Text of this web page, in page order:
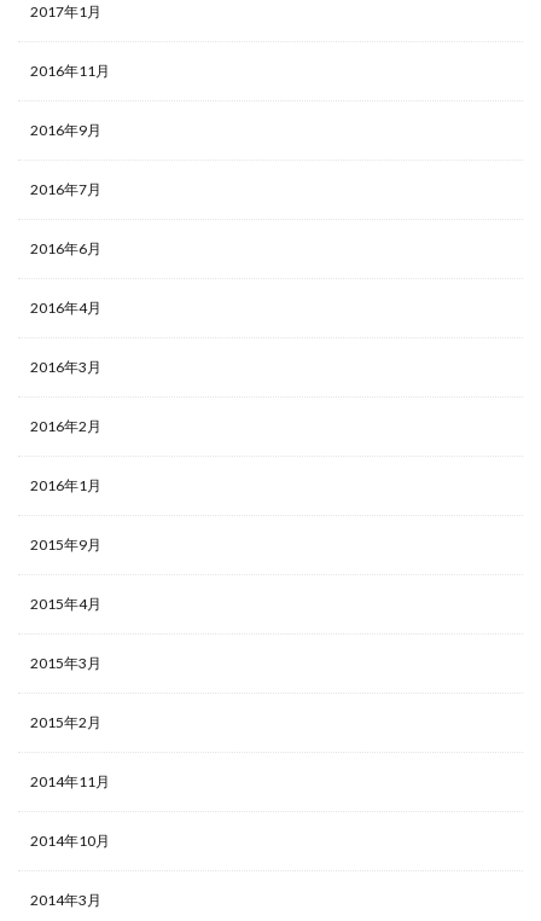
2017年1月
2016年11月
2016年9月
2016年7月
2016年6月
2016年4月
2016年3月
2016年2月
2016年1月
2015年9月
2015年4月
2015年3月
2015年2月
2014年11月
2014年10月
2014年3月